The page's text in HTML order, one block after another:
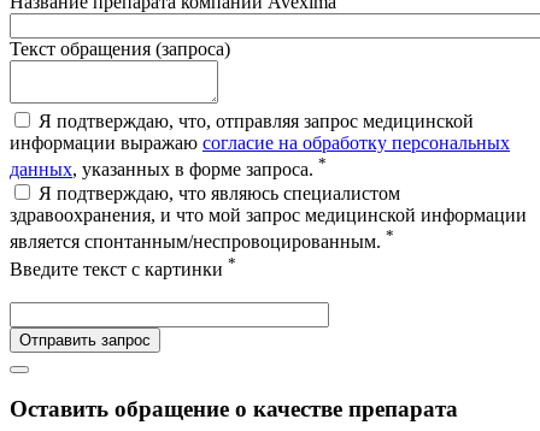
Текст обращения (запроса)
Я подтверждаю, что, отправляя запрос медицинской
информации выражаю согласие на обработку персональных
данных, указанных в форме запроса. *
Я подтверждаю, что являюсь специалистом
здравоохранения, и что мой запрос медицинской информации
является спонтанным/неспровоцированным. *
Введите текст с картинки *
Отправить запрос
Оставить обращение о качестве препарата